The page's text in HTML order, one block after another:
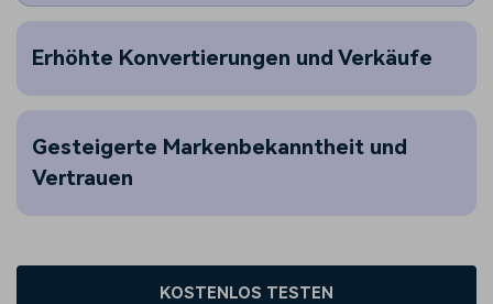
Erhöhte Konvertierungen und Verkäufe
Gesteigerte Markenbekanntheit und
Vertrauen
KOSTENLOS TESTEN